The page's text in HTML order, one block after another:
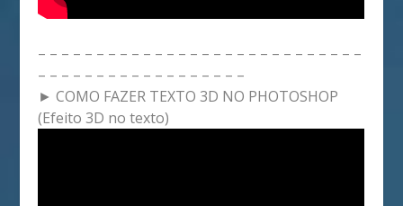
– – – – – – – – – – – – – – – – – – – – – – – – – – – –
– – – – – – – – – – – – – – – – – –
► COMO FAZER TEXTO 3D NO PHOTOSHOP
(Efeito 3D no texto)